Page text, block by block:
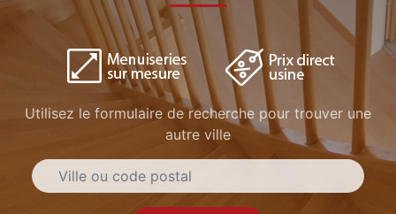
Utilisez le formulaire de recherche pour trouver une
autre ville